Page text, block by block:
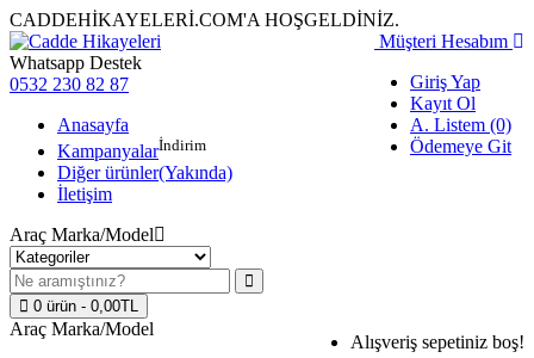
CADDEHİKAYELERİ.COM'A HOŞGELDİNİZ.
Müşteri Hesabım
Giriş Yap
Kayıt Ol
A. Listem (0)
Ödemeye Git
Whatsapp Destek
0532 230 82 87
Anasayfa
Kampanyalarİndirim
Diğer ürünler(Yakında)
İletişim
Araç Marka/Model
0 ürün - 0,00TL
Alışveriş sepetiniz boş!
Araç Marka/Model